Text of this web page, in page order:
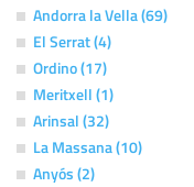
Andorra la Vella (69)
El Serrat (4)
Ordino (17)
Meritxell (1)
Arinsal (32)
La Massana (10)
Anyós (2)